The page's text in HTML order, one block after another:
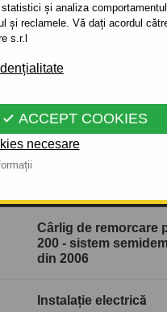
și analiza
reclamele. Vă dați acordul
s.r.l
 ACCEPT COOKIES
necesare
de remorcare
200. Anul de fabricaţie a
Descrierea completă a
Cârlig de remorcare
200 - sistem
din 2006
Instalație electrică